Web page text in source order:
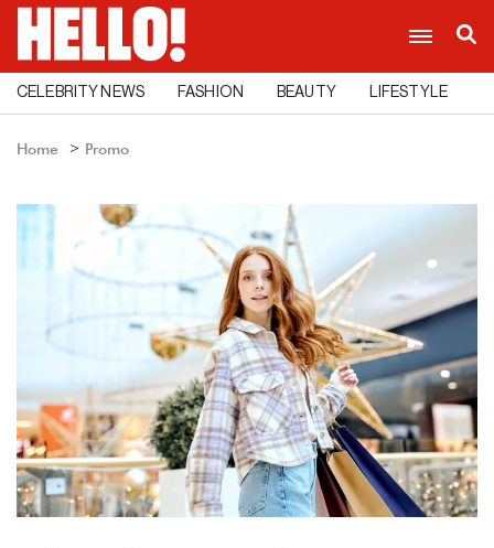
CELEBRITY NEWS FASHION BEAUTY LIFESTYLE
Home Promo